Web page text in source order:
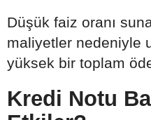
Düşük faiz oranı
maliyetler nedeniyle
yüksek bir toplam
Kredi Notu